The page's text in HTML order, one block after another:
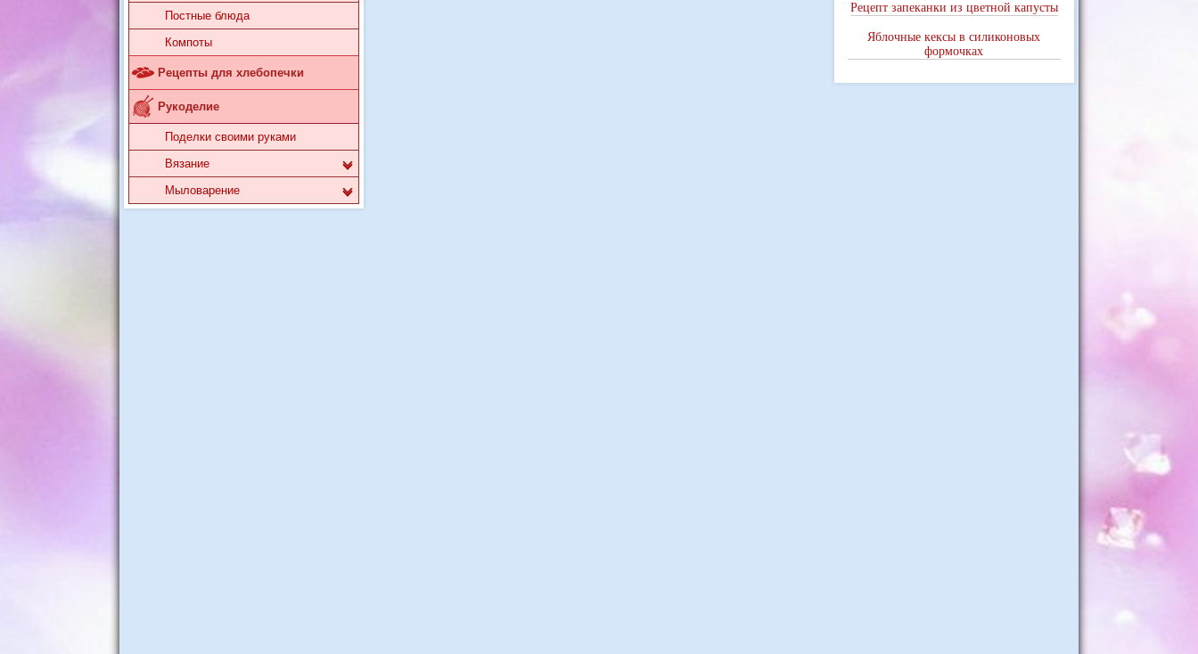
Постные блюда
Компоты
Рецепты для хлебопечки
Рукоделие
Поделки своими руками
Вязание
Мыловарение
Рецепт запеканки из цветной капусты
Яблочные кексы в силиконовых
формочках